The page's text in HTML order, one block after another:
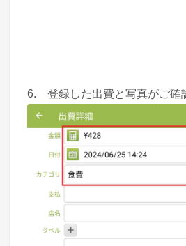
6. 登録した出費と写真がご確